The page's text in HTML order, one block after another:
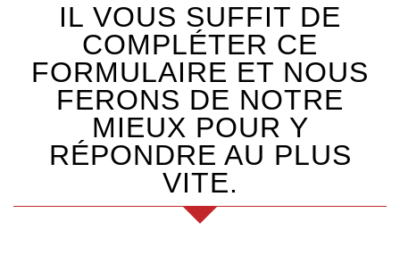
IL VOUS SUFFIT DE
COMPLÉTER CE
FORMULAIRE ET NOUS
FERONS DE NOTRE
MIEUX POUR Y
RÉPONDRE AU PLUS
VITE.